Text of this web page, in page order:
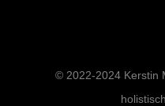
© 2022-2024 Kerstin